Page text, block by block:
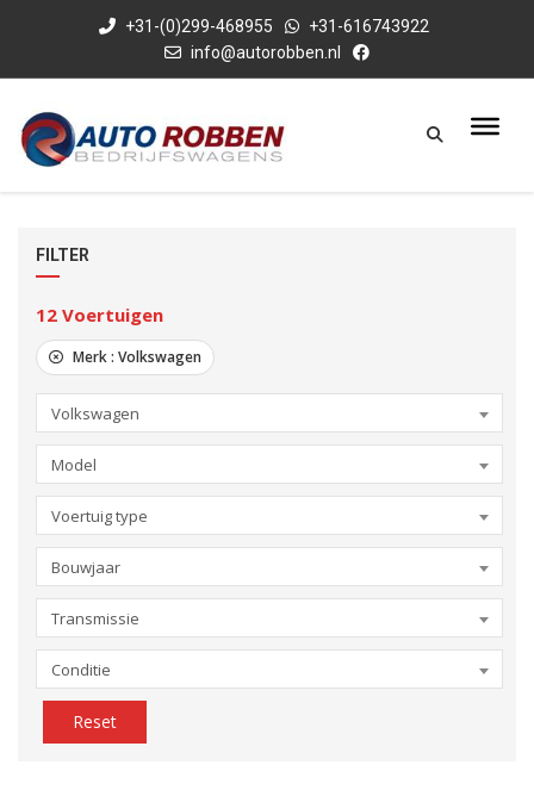
+31-(0)299-468955
+31-616743922
info@autorobben.nl
FILTER
12 Voertuigen
Merk : Volkswagen
Volkswagen
Model
Voertuig type
Bouwjaar
Transmissie
Conditie
Reset